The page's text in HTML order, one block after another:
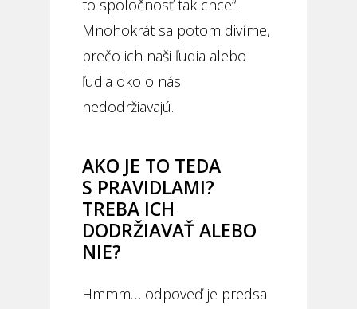
to spoločnosť tak chce“.
Mnohokrát sa potom divíme,
prečo ich naši ľudia alebo
ľudia okolo nás
nedodržiavajú.
AKO JE TO TEDA
S PRAVIDLAMI?
TREBA ICH
DODRŽIAVAŤ ALEBO
NIE?
Hmmm… odpoveď je predsa